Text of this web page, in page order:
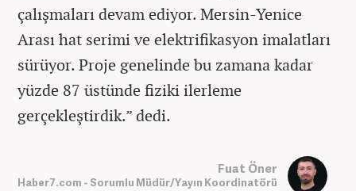
çalışmaları devam ediyor. Mersin-Yenice
Arası hat serimi ve elektrifikasyon imalatları
sürüyor. Proje genelinde bu zamana kadar
yüzde 87 üstünde fiziki ilerleme
gerçekleştirdik.” dedi.
Fuat Öner
Haber7.com - Sorumlu Müdür/Yayın Koordinatörü